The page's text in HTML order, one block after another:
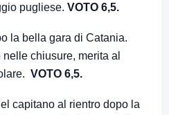
pugliese. VOTO 6,5.
la bella gara di Catania.
chiusure, merita al
VOTO 6,5.
capitano al rientro dopo la